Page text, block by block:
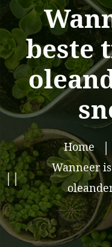
beste
Home
Wanneer